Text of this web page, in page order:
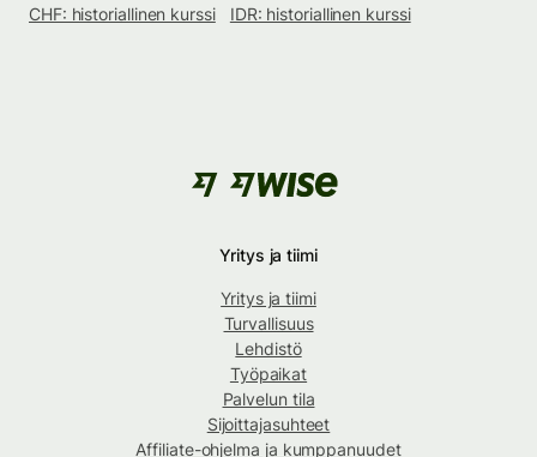
CHF: historiallinen kurssi
IDR: historiallinen kurssi
Yritys ja tiimi
Yritys ja tiimi
Turvallisuus
Lehdistö
Työpaikat
Palvelun tila
Sijoittajasuhteet
Affiliate-ohjelma ja kumppanuudet